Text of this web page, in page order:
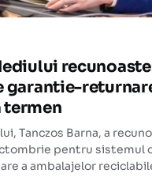
garantie-
termen
Tanczos Barna, a
pentru sistemul
a ambalajelor